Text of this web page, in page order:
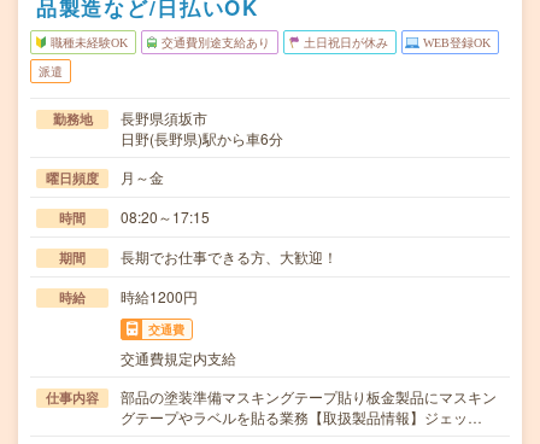
品製造など/日払いOK
職種未経験OK 交通費別途支給あり 土日祝日が休み WEB登録OK
派遣
勤務地
長野県須坂市
日野(長野県)駅から車6分
曜日頻度 月～金
時間 08:20～17:15
期間 長期でお仕事できる方、大歓迎！
時給 時給1200円
交通費
交通費規定内支給
仕事内容
部品の塗装準備マスキングテープ貼り板金製品にマスキン
グテープやラベルを貼る業務【取扱製品情報】ジェッ…